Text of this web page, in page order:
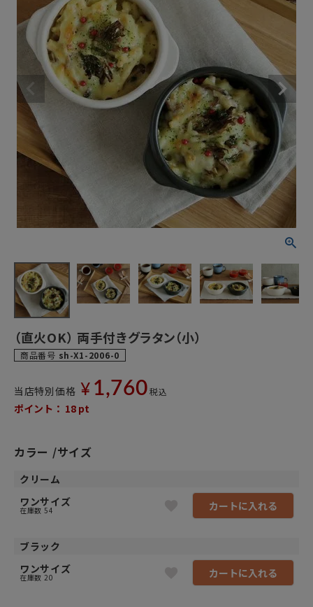
（直火OK） 両手付きグラタン（小）
商品番号 sh-X1-2006-0
当店特別価格 ¥ 1,760 税込
ポイント： 18 pt
カラー サイズ
クリーム
ワンサイズ
在庫数 54 カートに入れる
ブラック
ワンサイズ
在庫数 20 カートに入れる